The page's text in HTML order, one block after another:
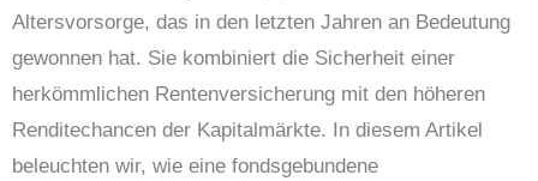
Altersvorsorge, das in den letzten Jahren an Bedeutung
gewonnen hat. Sie kombiniert die Sicherheit einer
herkömmlichen Rentenversicherung mit den höheren
Renditechancen der Kapitalmärkte. In diesem Artikel
beleuchten wir, wie eine fondsgebundene